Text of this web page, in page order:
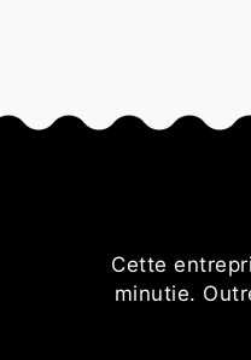
Cette
minutie.